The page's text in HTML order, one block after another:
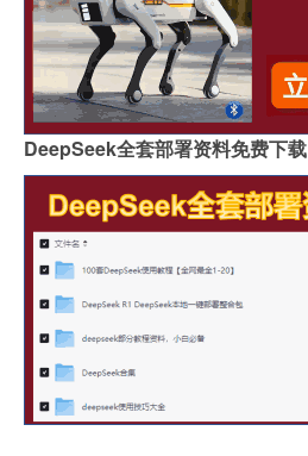
DeepSeek全套部署资料免费下载